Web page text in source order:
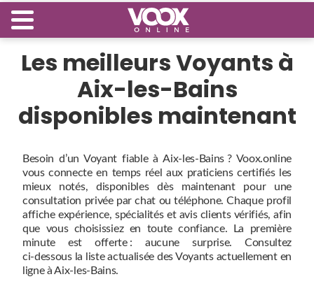
Les meilleurs Voyants à
Aix-les-Bains
disponibles maintenant
Besoin d’un Voyant fiable à Aix-les-Bains ? Voox.online
vous connecte en temps réel aux praticiens certifiés les
mieux notés, disponibles dès maintenant pour une
consultation privée par chat ou téléphone. Chaque profil
affiche expérience, spécialités et avis clients vérifiés, afin
que vous choisissiez en toute confiance. La première
minute est offerte : aucune surprise. Consultez
ci‑dessous la liste actualisée des Voyants actuellement en
ligne à Aix-les-Bains.